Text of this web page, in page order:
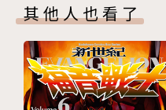
其他人也看了